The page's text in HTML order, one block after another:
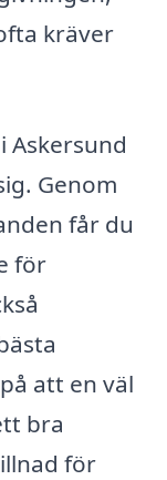
kräver
Askersund
Genom
får du
för
att en väl
bra
för